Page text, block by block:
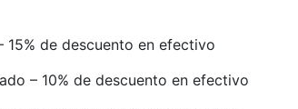
de descuento en efectivo
– 10% de descuento en efectivo